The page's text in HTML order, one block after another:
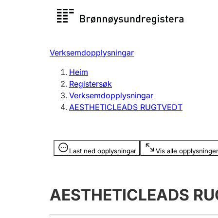
Registersøk
Registrere, endre, slette
Verksemdopplysningar
Heim
Registersøk
Verksemdopplysningar
AESTHETICLEADS RUGTVEDT
Last ned opplysningar Vis alle opplysninger
Opplysninger er skjult
AESTHETICLEADS